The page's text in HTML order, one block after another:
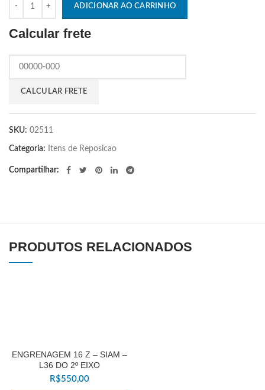
ADICIONAR AO CARRINHO
Calcular frete
SKU: 02511
Categoria: Itens de Reposicao
Compartilhar
PRODUTOS RELACIONADOS
ENGRENAGEM 16 Z – SIAM –
L36 DO 2º EIXO
R$550,00